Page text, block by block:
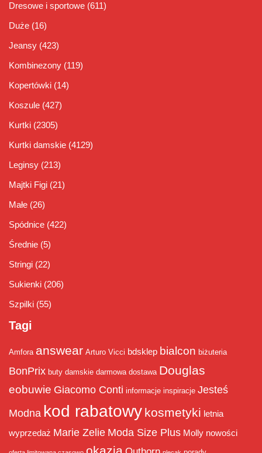
Dresowe i sportowe (611)
Duże (16)
Jeansy (423)
Kombinezony (119)
Kopertówki (14)
Koszule (427)
Kurtki (2305)
Kurtki damskie (4129)
Leginsy (213)
Majtki Figi (21)
Małe (26)
Spódnice (422)
Średnie (5)
Stringi (22)
Sukienki (206)
Szpilki (55)
Tagi
Amfora answear Arturo Vicci bdsklep bialcon biżuteria
BonPrix buty damskie darmowa dostawa Douglas
eobuwie Giacomo Conti informacje inspiracje Jesteś
Modna kod rabatowy kosmetyki letnia
wyprzedaż Marie Zelie Moda Size Plus Molly nowości